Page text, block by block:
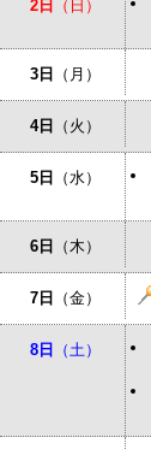
2日 （日）
3日 （月）
4日 （火）
5日 （水）
6日 （木）
7日 （金）
8日 （土）